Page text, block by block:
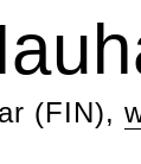
(FIN),